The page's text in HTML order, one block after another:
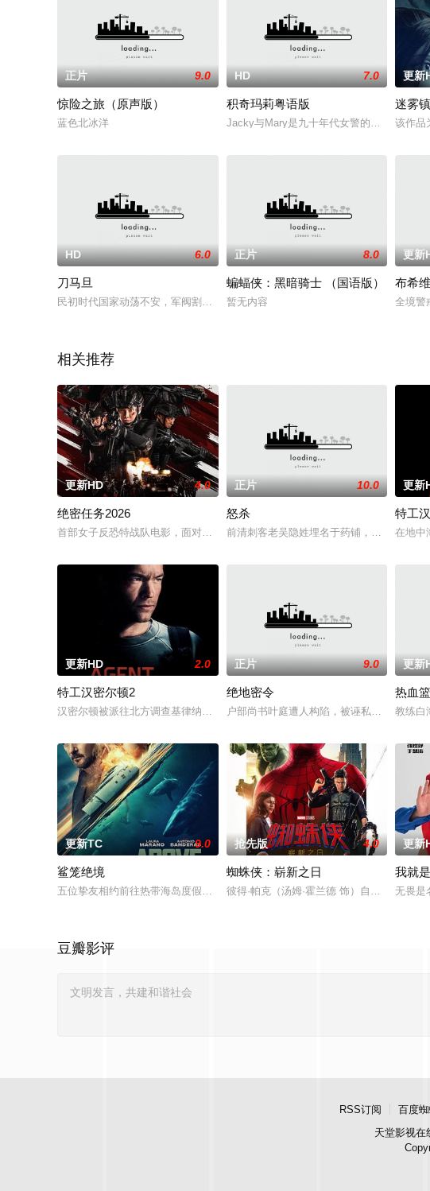
正片 9.0
惊险之旅（原声版）
蓝色北冰洋
HD 7.0
积奇玛莉粤语版
Jacky与Mary是九十年代女警的新写照，她
更新
迷雾镇
该作品
HD 6.0
刀马旦
民初时代国家动荡不安，军阀割据导致民不聊生。曹云(林青霞饰)是大军阀曹将
正片 8.0
蝙蝠侠：黑暗骑士 （国语版）
暂无内容
更新
布希
全境警
相关推荐
更新HD 4.0
绝密任务2026
首部女子反恐特战队电影，面对恐怖主义恶势力，“最飒女子反恐特战队”临危受
正片 10.0
怒杀
前清刺客老吴隐姓埋名于药铺，却为守护单
更新
特工
在地中
更新HD 2.0
特工汉密尔顿2
汉密尔顿被派往北方调查基律纳太空项目的间谍行为，同时发现有人从瑞典窃取
正片 9.0
绝地密令
户部尚书叶庭遭人构陷，被诬私贪国库银
更新
热血
教练白
更新TC 9.0
鲨笼绝境
五位挚友相约前往热带海岛度假，计划在碧蓝海域中体验刺激的鲨鱼笼潜水，
抢先版 4.0
蜘蛛侠：崭新之日
彼得·帕克（汤姆·霍兰德 饰）自愿让全世
更新
我就
无畏是
豆瓣影评
RSS订阅 百度
天堂影视在